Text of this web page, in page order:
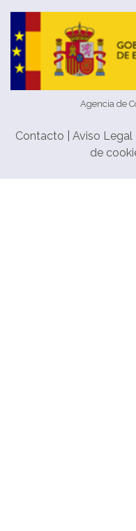
Agencia de
Contacto Aviso Legal
de